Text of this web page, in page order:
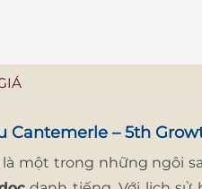
Cantemerle – 5th
một trong những ngôi